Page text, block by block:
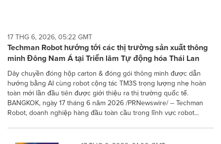
17 THG 6, 2026, 05:22 GMT
Techman Robot hướng tới các thị trường sản xuất thông
minh Đông Nam Á tại Triển lãm Tự động hóa Thái Lan
Dây chuyền đóng hộp carton & đóng gói thông minh được dẫn
hướng bằng AI cùng robot cộng tác TM3S trọng lượng nhẹ hoàn
toàn mới lần đầu tiên được giới thiệu ra thị trường quốc tế.
BANGKOK, ngày 17 tháng 6 năm 2026 /PRNewswire/ -- Techman
Robot, doanh nghiệp hàng đầu toàn cầu trong lĩnh vực robot...